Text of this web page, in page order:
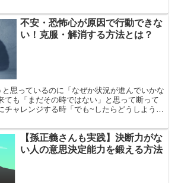
不安・恐怖心が原因で行動できな
い！克服・解消する方法とは？
思っているのに「なぜか状況が進んでいかな
ても「まだその時ではない」と思って断って
チャレンジする時「でも~したらどうしよう」
【孫正義さんも実践】決断力がな
い人の意思決定能力を鍛える方法